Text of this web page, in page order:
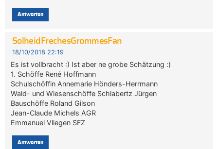
Antworten
SolheidFrechesGrommesFan
18/10/2018 22:19
Es ist vollbracht :) Ist aber ne grobe Schätzung :)
1. Schöffe René Hoffmann
Schulschöffin Annemarie Hönders-Herrmann
Wald- und Wiesenschöffe Schlabertz Jürgen
Bauschöffe Roland Gilson
Jean-Claude Michels AGR
Emmanuel Vliegen SFZ
Antworten